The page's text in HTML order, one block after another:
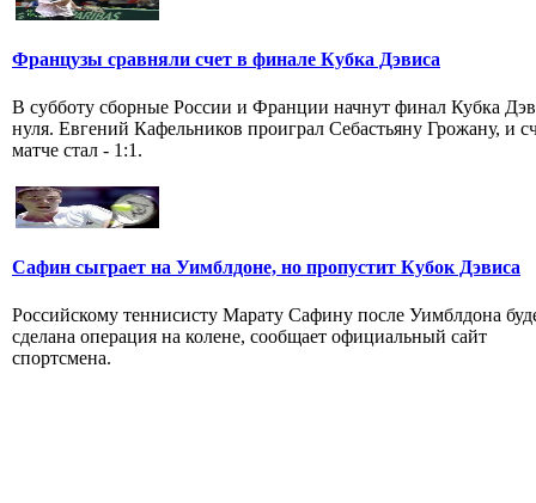
Французы сравняли счет в финале Кубка Дэвиса
В субботу сборные России и Франции начнут финал Кубка
нуля. Евгений Кафельников проиграл Себастьяну Грожану, и
матче стал - 1:1.
Сафин сыграет на Уимблдоне, но пропустит Кубок Дэвиса
Российскому теннисисту Марату Сафину после Уимблдона
сделана операция на колене, сообщает официальный сайт
спортсмена.